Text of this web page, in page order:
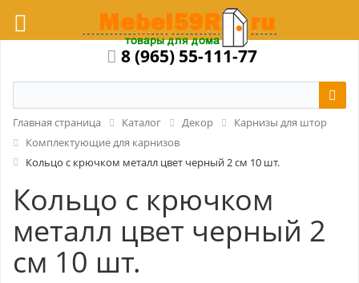
8 (965) 55-111-77
Главная страница Каталог Декор
Карнизы для штор
Комплектующие для карнизов
Кольцо с крючком металл цвет черный 2 см 10 шт.
Кольцо с крючком
металл цвет черный 2
см 10 шт.